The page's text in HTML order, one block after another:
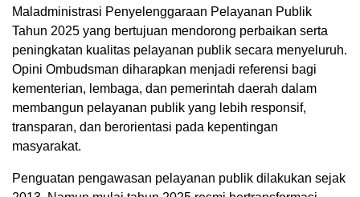
Maladministrasi Penyelenggaraan Pelayanan Publik
Tahun 2025 yang bertujuan mendorong perbaikan serta
peningkatan kualitas pelayanan publik secara menyeluruh.
Opini Ombudsman diharapkan menjadi referensi bagi
kementerian, lembaga, dan pemerintah daerah dalam
membangun pelayanan publik yang lebih responsif,
transparan, dan berorientasi pada kepentingan
masyarakat.
Penguatan pengawasan pelayanan publik dilakukan sejak